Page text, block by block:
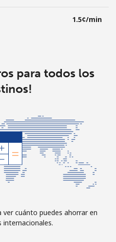
⁦1.5¢⁩/min
para todos los
ver cuánto puedes ahorrar en
internacionales.